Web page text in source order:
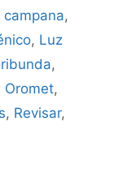
campana,
, Luz
,
Oromet,
, Revisar,